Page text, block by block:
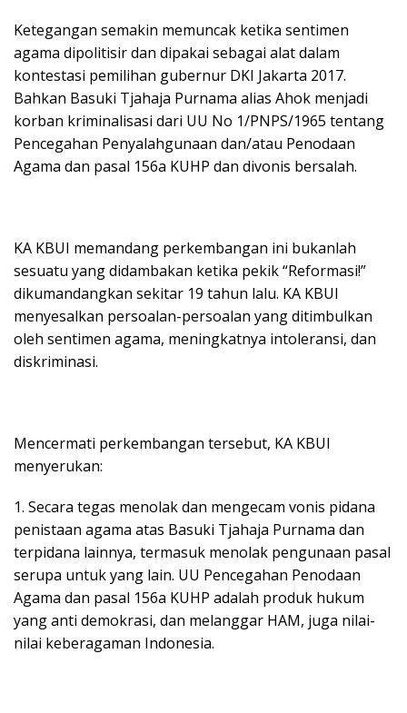
Ketegangan semakin memuncak ketika sentimen
agama dipolitisir dan dipakai sebagai alat dalam
kontestasi pemilihan gubernur DKI Jakarta 2017.
Bahkan Basuki Tjahaja Purnama alias Ahok menjadi
korban kriminalisasi dari UU No 1/PNPS/1965 tentang
Pencegahan Penyalahgunaan dan/atau Penodaan
Agama dan pasal 156a KUHP dan divonis bersalah.
KA KBUI memandang perkembangan ini bukanlah
sesuatu yang didambakan ketika pekik “Reformasi!”
dikumandangkan sekitar 19 tahun lalu. KA KBUI
menyesalkan persoalan-persoalan yang ditimbulkan
oleh sentimen agama, meningkatnya intoleransi, dan
diskriminasi.
Mencermati perkembangan tersebut, KA KBUI
menyerukan:
1. Secara tegas menolak dan mengecam vonis pidana
penistaan agama atas Basuki Tjahaja Purnama dan
terpidana lainnya, termasuk menolak pengunaan pasal
serupa untuk yang lain. UU Pencegahan Penodaan
Agama dan pasal 156a KUHP adalah produk hukum
yang anti demokrasi, dan melanggar HAM, juga nilai-
nilai keberagaman Indonesia.